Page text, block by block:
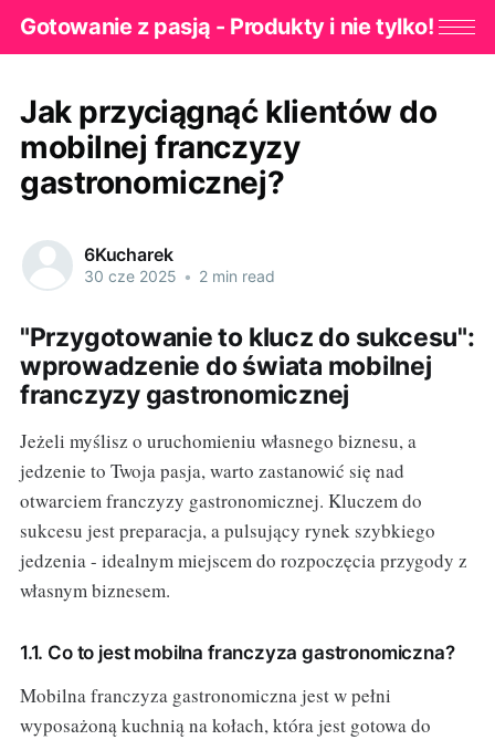
Gotowanie z pasją - Produkty i nie tylko!
Jak przyciągnąć klientów do
mobilnej franczyzy
gastronomicznej?
6Kucharek
30 cze 2025 • 2 min read
"Przygotowanie to klucz do sukcesu":
wprowadzenie do świata mobilnej
franczyzy gastronomicznej
Jeżeli myślisz o uruchomieniu własnego biznesu, a
jedzenie to Twoja pasja, warto zastanowić się nad
otwarciem franczyzy gastronomicznej. Kluczem do
sukcesu jest preparacja, a pulsujący rynek szybkiego
jedzenia - idealnym miejscem do rozpoczęcia przygody z
własnym biznesem.
1.1. Co to jest mobilna franczyza gastronomiczna?
Mobilna franczyza gastronomiczna jest w pełni
wyposażoną kuchnią na kołach, która jest gotowa do